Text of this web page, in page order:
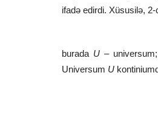
ifadə edirdi. Xüsusilə,
burada U –
Universum U